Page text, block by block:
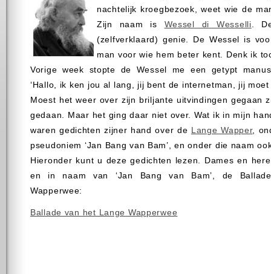
nachtelijk kroegbezoek, weet wie de
Zijn naam is Wessel di Wesselli .
(zelfverklaard) genie. De Wessel is
man voor wie hem beter kent. Denk ik
Vorige week stopte de Wessel me een getypt
‘Hallo, ik ken jou al lang, jij bent de internetman, jij moet
Moest het weer over zijn briljante uitvindingen gegaan
gedaan. Maar het ging daar niet over. Wat ik in mijn
waren gedichten zijner hand over de Lange Wapper,
pseudoniem ‘Jan Bang van Bam’, en onder die naam
Hieronder kunt u deze gedichten lezen. Dames en
en in naam van ‘Jan Bang van Bam’, de
Wapperwee:
Ballade van het Lange Wapperwee